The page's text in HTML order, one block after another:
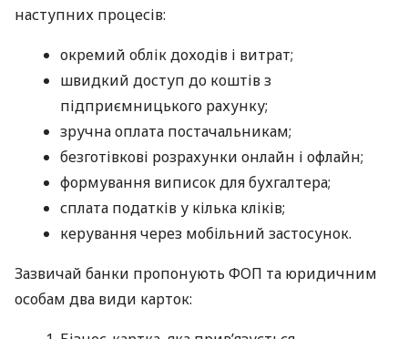
наступних процесів:
окремий облік доходів і витрат;
швидкий доступ до коштів з
підприємницького рахунку;
зручна оплата постачальникам;
безготівкові розрахунки онлайн і офлайн;
формування виписок для бухгалтера;
сплата податків у кілька кліків;
керування через мобільний застосунок.
Зазвичай банки пропонують ФОП та юридичним
особам два види карток: